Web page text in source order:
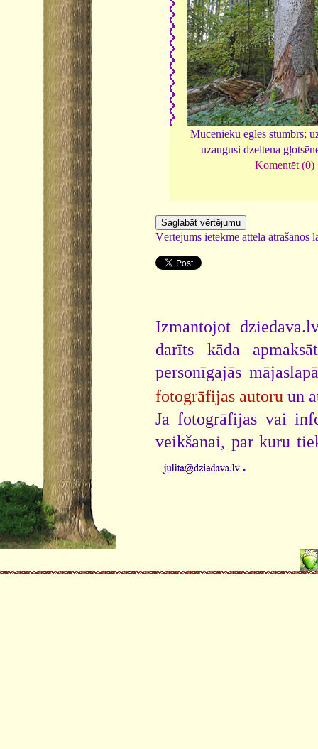
Mucenieku egles stumbrs;
uzaugusi dzeltena
Komentēt (0)
Vērtējums ietekmē attēla atrašanos
Izmantojot
darīts kāda
personīgajās
fotogrāfijas autoru un
Ja fotogrāfijas vai
veikšanai, par kuru
.